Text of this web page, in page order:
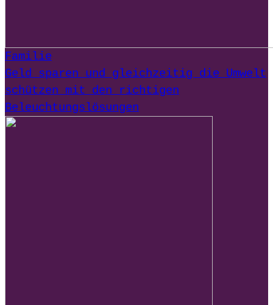
Familie
Geld sparen und gleichzeitig die Umwelt
schützen mit den richtigen
Beleuchtungslösungen